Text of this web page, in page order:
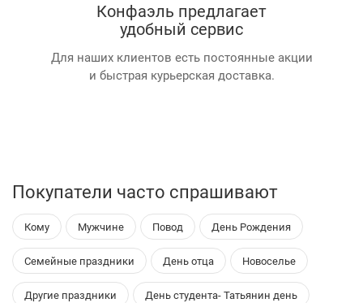
Конфаэль предлагает
удобный сервис
Для наших клиентов есть постоянные акции
и быстрая курьерская доставка.
Покупатели часто спрашивают
Кому Мужчине Повод День Рождения
Семейные праздники День отца Новоселье
Другие праздники День студента- Татьянин день